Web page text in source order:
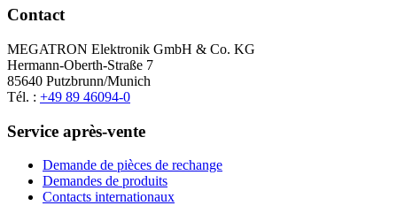
Contact
MEGATRON Elektronik GmbH & Co. KG
Hermann-Oberth-Straße 7
85640 Putzbrunn/Munich
Tél. : +49 89 46094-0
Service après-vente
Demande de pièces de rechange
Demandes de produits
Contacts internationaux